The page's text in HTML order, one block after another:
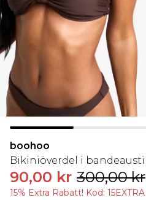
boohoo
Bikiniöverdel i bandeaustil
90,00 kr 300,00 kr
15% Extra Rabatt! Kod: 15EXTRA